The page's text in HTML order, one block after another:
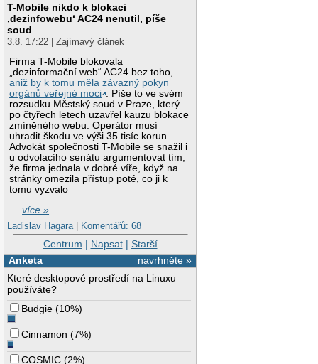
T-Mobile nikdo k blokaci
‚dezinfowebu‘ AC24 nenutil, píše
soud
3.8. 17:22 | Zajímavý článek
Firma T-Mobile blokovala
„dezinformační web“ AC24 bez toho,
aniž by k tomu měla závazný pokyn
orgánů veřejné moci . Píše to ve svém
rozsudku Městský soud v Praze, který
po čtyřech letech uzavřel kauzu blokace
zmíněného webu. Operátor musí
uhradit škodu ve výši 35 tisíc korun.
Advokát společnosti T-Mobile se snažil i
u odvolacího senátu argumentovat tím,
že firma jednala v dobré víře, když na
stránky omezila přístup poté, co ji k
tomu vyzvalo
…více »
Ladislav Hagara | Komentářů: 68
Centrum | Napsat| Starší
navrhněte »
Anketa
Které desktopové prostředí na Linuxu
používáte?
Budgie (10%)
Cinnamon (7%)
COSMIC (2%)